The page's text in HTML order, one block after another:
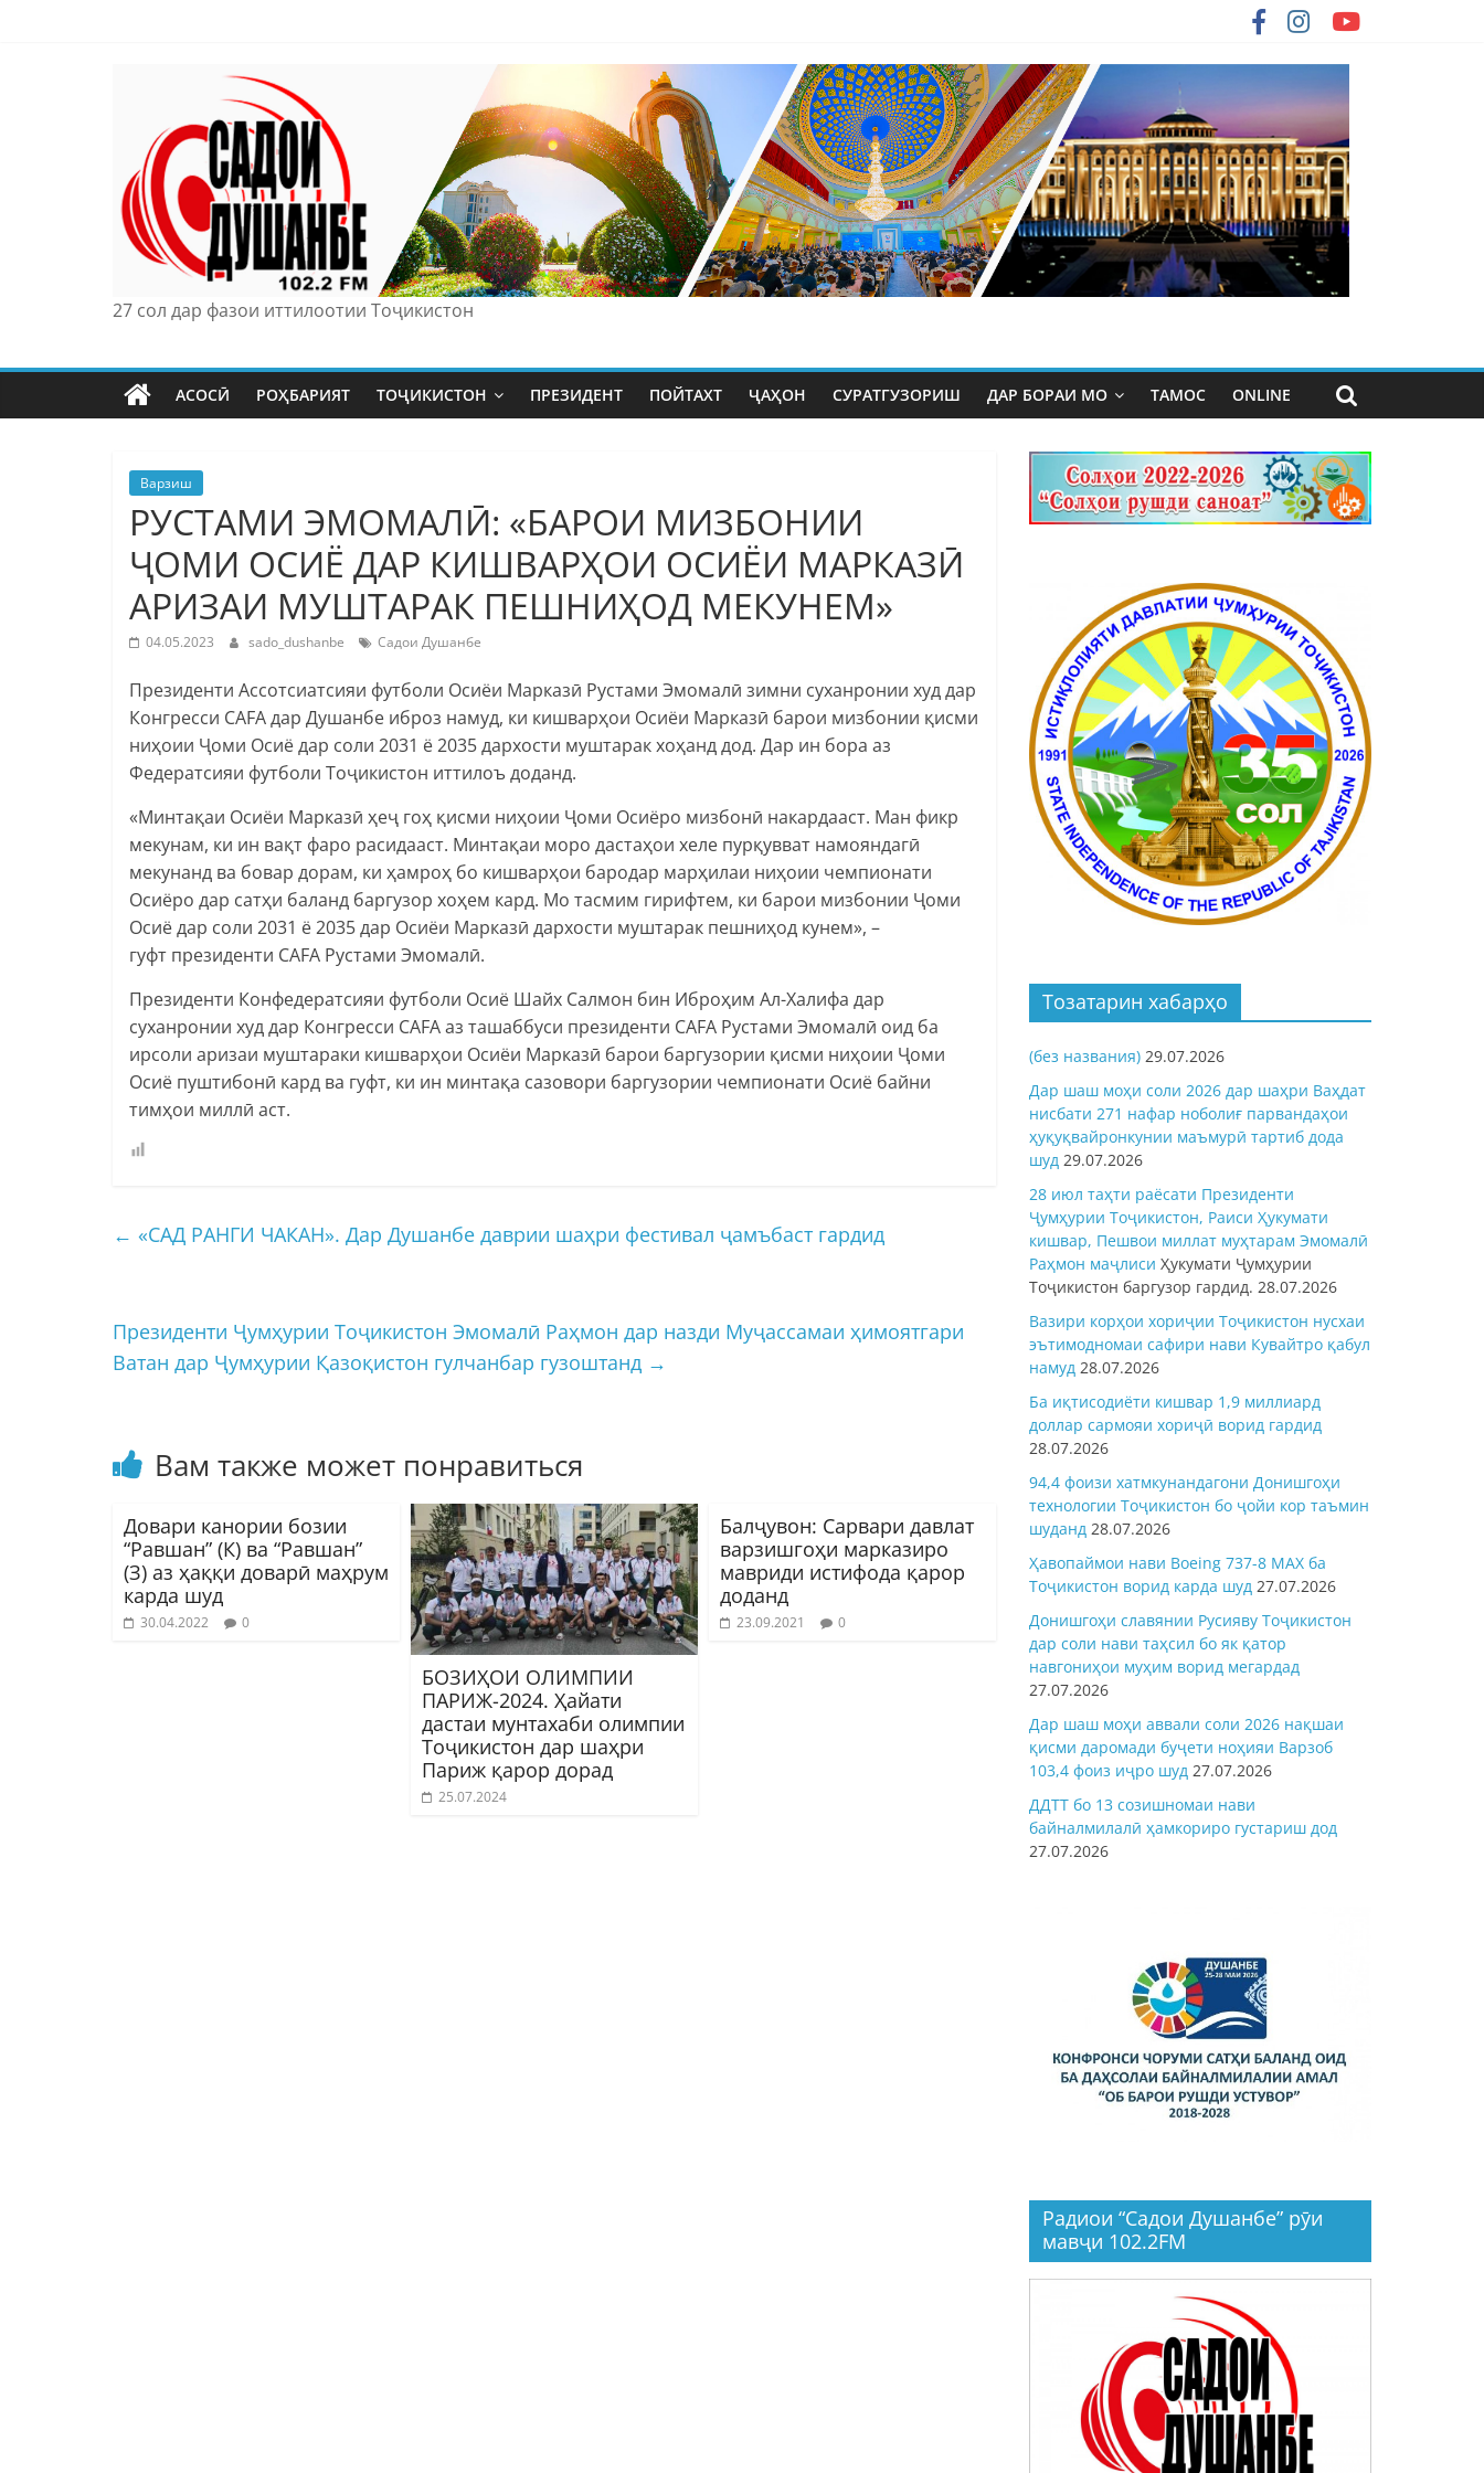
27 сол дар фазои иттилоотии Тоҷикистон
АСОСӢ РОҲБАРИЯТ ТОҶИКИСТОН ПРЕЗИДЕНТ ПОЙТАХТ ҶАҲОН СУРАТГУЗОРИШ ДАР БОРАИ МО ТАМОС ONLINE
Варзиш
РУСТАМИ ЭМОМАЛӢ: «БАРОИ МИЗБОНИИ
ҶОМИ ОСИЁ ДАР КИШВАРҲОИ ОСИЁИ МАРКАЗӢ
АРИЗАИ МУШТАРАК ПЕШНИҲОД МЕКУНЕМ»
04.05.2023 sado_dushanbe Садои Душанбе
Президенти Ассотсиатсияи футболи Осиёи Марказӣ Рустами Эмомалӣ зимни суханронии худ дар
Конгресси CAFA дар Душанбе иброз намуд, ки кишварҳои Осиёи Марказӣ барои мизбонии қисми
ниҳоии Ҷоми Осиё дар соли 2031 ё 2035 дархости муштарак хоҳанд дод. Дар ин бора аз
Федератсияи футболи Тоҷикистон иттилоъ доданд.
«Минтақаи Осиёи Марказӣ ҳеҷ гоҳ қисми ниҳоии Ҷоми Осиёро мизбонӣ накардааст. Ман фикр
мекунам, ки ин вақт фаро расидааст. Минтақаи моро дастаҳои хеле пурқувват намояндагӣ
мекунанд ва бовар дорам, ки ҳамроҳ бо кишварҳои бародар марҳилаи ниҳоии чемпионати
Осиёро дар сатҳи баланд баргузор хоҳем кард. Мо тасмим гирифтем, ки барои мизбонии Ҷоми
Осиё дар соли 2031 ё 2035 дар Осиёи Марказӣ дархости муштарак пешниҳод кунем», –
гуфт президенти CAFA Рустами Эмомалӣ.
Президенти Конфедератсияи футболи Осиё Шайх Салмон бин Иброҳим Ал-Халифа дар
суханронии худ дар Конгресси CAFA аз ташаббуси президенти CAFA Рустами Эмомалӣ оид ба
ирсоли аризаи муштараки кишварҳои Осиёи Марказӣ барои баргузории қисми ниҳоии Ҷоми
Осиё пуштибонӣ кард ва гуфт, ки ин минтақа сазовори баргузории чемпионати Осиё байни
тимҳои миллӣ аст.
← «САД РАНГИ ЧАКАН». Дар Душанбе даврии шаҳри фестивал ҷамъбаст гардид
Президенти Ҷумҳурии Тоҷикистон Эмомалӣ Раҳмон дар назди Муҷассамаи ҳимоятгари
Ватан дар Ҷумҳурии Қазоқистон гулчанбар гузоштанд →
Вам также может понравиться
Довари канории бозии
“Равшан” (К) ва “Равшан”
(З) аз ҳаққи доварӣ маҳрум
карда шуд
30.04.2022 0
БОЗИҲОИ ОЛИМПИИ
ПАРИЖ-2024. Ҳайати
дастаи мунтахаби олимпии
Тоҷикистон дар шаҳри
Париж қарор дорад
25.07.2024
Балҷувон: Сарвари давлат
варзишгоҳи марказиро
мавриди истифода қарор
доданд
23.09.2021 0
Тозатарин хабарҳо
(без названия) 29.07.2026
Дар шаш моҳи соли 2026 дар шаҳри Ваҳдат
нисбати 271 нафар ноболиғ парвандаҳои
ҳуқуқвайронкунии маъмурӣ тартиб дода
шуд 29.07.2026
28 июл таҳти раёсати Президенти
Ҷумҳурии Тоҷикистон, Раиси Ҳукумати
кишвар, Пешвои миллат муҳтарам Эмомалӣ
Раҳмон маҷлиси Ҳукумати Ҷумҳурии
Тоҷикистон баргузор гардид. 28.07.2026
Вазири корҳои хориҷии Тоҷикистон нусхаи
эътимодномаи сафири нави Кувайтро қабул
намуд 28.07.2026
Ба иқтисодиёти кишвар 1,9 миллиард
доллар сармояи хориҷӣ ворид гардид
28.07.2026
94,4 фоизи хатмкунандагони Донишгоҳи
технологии Тоҷикистон бо ҷойи кор таъмин
шуданд 28.07.2026
Ҳавопаймои нави Boeing 737-8 MAX ба
Тоҷикистон ворид карда шуд 27.07.2026
Донишгоҳи славянии Русияву Тоҷикистон
дар соли нави таҳсил бо як қатор
навгониҳои муҳим ворид мегардад
27.07.2026
Дар шаш моҳи аввали соли 2026 нақшаи
қисми даромади буҷети ноҳияи Варзоб
103,4 фоиз иҷро шуд 27.07.2026
ДДТТ бо 13 созишномаи нави
байналмилалӣ ҳамкориро густариш дод
27.07.2026
Радиои “Садои Душанбе” рӯи
мавҷи 102.2FM